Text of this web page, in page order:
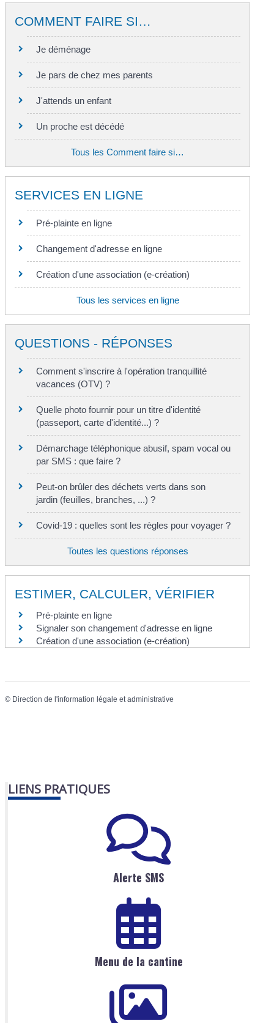
COMMENT FAIRE SI…
Je déménage
Je pars de chez mes parents
J'attends un enfant
Un proche est décédé
Tous les Comment faire si…
SERVICES EN LIGNE
Pré-plainte en ligne
Changement d'adresse en ligne
Création d'une association (e-création)
Tous les services en ligne
QUESTIONS - RÉPONSES
Comment s'inscrire à l'opération tranquillité
vacances (OTV) ?
Quelle photo fournir pour un titre d'identité
(passeport, carte d'identité...) ?
Démarchage téléphonique abusif, spam vocal ou
par SMS : que faire ?
Peut-on brûler des déchets verts dans son
jardin (feuilles, branches, ...) ?
Covid-19 : quelles sont les règles pour voyager ?
Toutes les questions réponses
ESTIMER, CALCULER, VÉRIFIER
Pré-plainte en ligne
Signaler son changement d'adresse en ligne
Création d'une association (e-création)
© Direction de l'information légale et administrative
LIENS PRATIQUES
Alerte SMS
Menu de la cantine